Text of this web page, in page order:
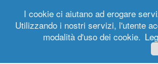
Registrati
I cookie ci aiutano ad erogare
Utilizzando i nostri servizi, l'utente
modalità d'uso dei cookie.